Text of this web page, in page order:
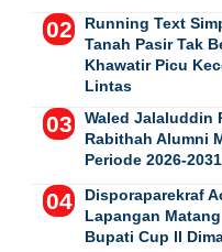
Running Text
Tanah Pasir Tak
Khawatir Picu
Lintas
Waled Jalaluddin
Rabithah Alumni
Periode 2026-2031
Disporaparekraf
Lapangan
Bupati Cup II